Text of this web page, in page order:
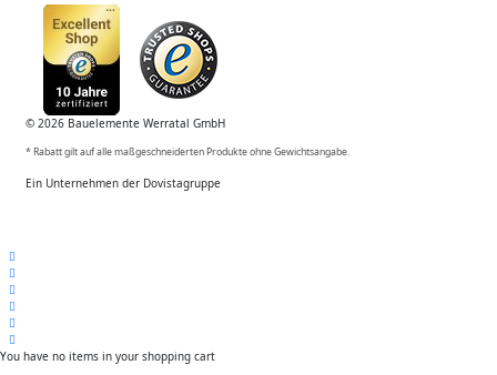
© 2026 Bauelemente Werratal GmbH
* Rabatt gilt auf alle maßgeschneiderten Produkte ohne Gewichtsangabe.
Ein Unternehmen der Dovistagruppe
You have no items in your shopping cart